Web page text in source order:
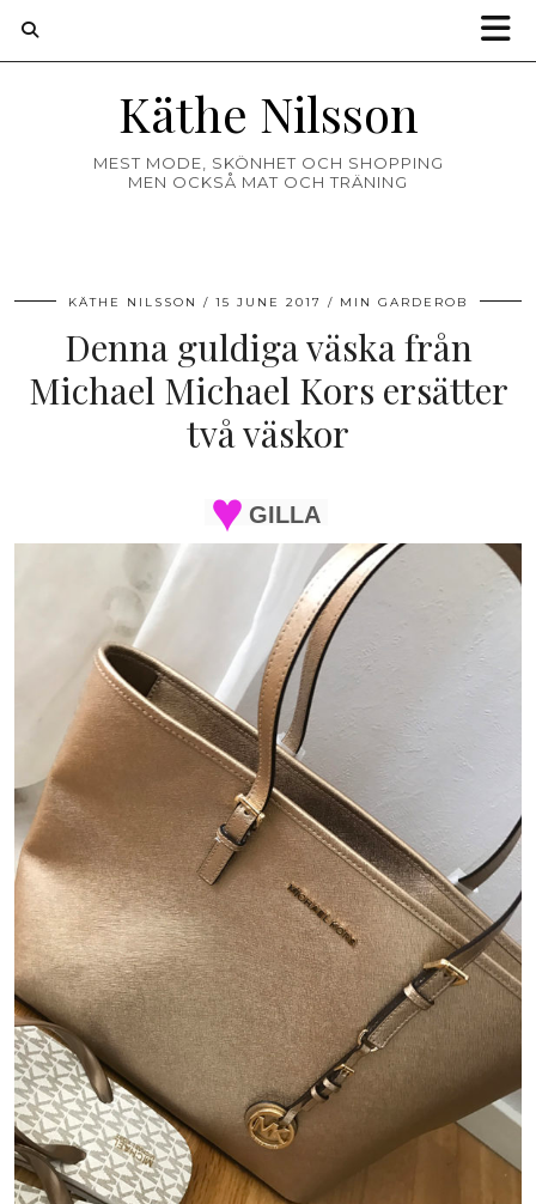
Käthe Nilsson
MEST MODE, SKÖNHET OCH SHOPPING
MEN OCKSÅ MAT OCH TRÄNING
KÄTHE NILSSON 15 JUNE 2017 MIN GARDEROB
Denna guldiga väska från
Michael Michael Kors ersätter
två väskor
GILLA